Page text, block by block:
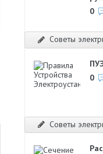
0
Советы
0
Советы